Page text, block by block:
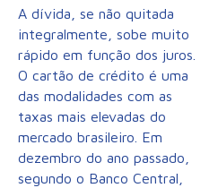
A dívida, se não quitada
integralmente, sobe muito
rápido em função dos juros.
O cartão de crédito é uma
das modalidades com as
taxas mais elevadas do
mercado brasileiro. Em
dezembro do ano passado,
segundo o Banco Central,